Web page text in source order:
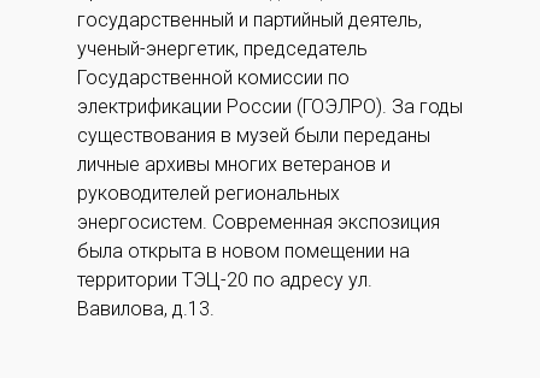
государственный и партийный деятель,
ученый-энергетик, председатель
Государственной комиссии по
электрификации России (ГОЭЛРО). За годы
существования в музей были переданы
личные архивы многих ветеранов и
руководителей региональных
энергосистем. Современная экспозиция
была открыта в новом помещении на
территории ТЭЦ-20 по адресу ул.
Вавилова, д.13.